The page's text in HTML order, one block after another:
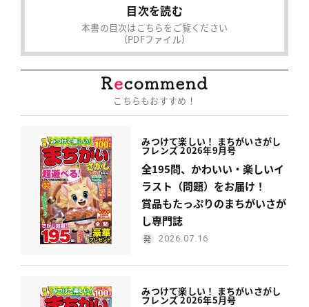
目次を読む
本書の目次はこちらをご覧ください
（PDFファイル）
こちらもおすすめ！
みつけて楽しい！ まちがいさがし
フレンズ 2026年9月号
全195問、かわいい・楽しいイ
ラスト（問題）をお届け！
賞品もたっぷりのまちがいさが
し専門誌
2026.07.16
みつけて楽しい！ まちがいさがし
フレンズ 2026年5月号